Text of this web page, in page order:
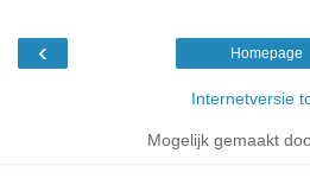
‹ Homepage
Internetversie
Mogelijk gemaakt